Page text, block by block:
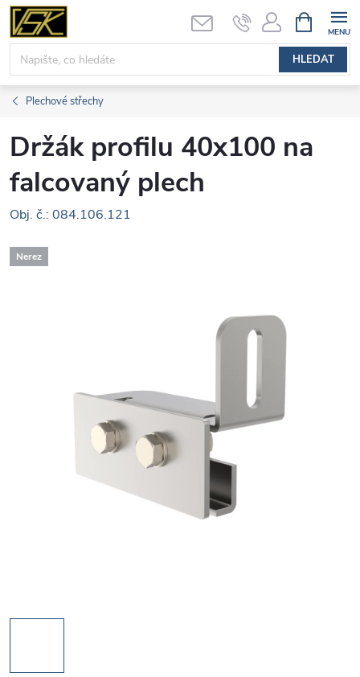
Přejít
obsah
HLEDAT
NÁKUPNÍ
KOŠÍK
Plechové střechy
Držák profilu 40x100 na
falcovaný plech
Obj. č.: 084.106.121
Nerez